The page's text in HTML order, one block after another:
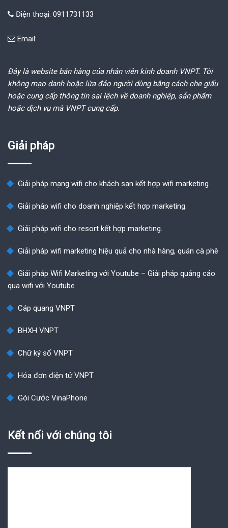
Điện thoại: 0911731133
Email:
Đây là website bán hàng của nhân viên kinh doanh VNPT. Tôi
không mạo danh hoặc lừa đảo người dùng bằng cách che giấu
hoặc cung cấp thông tin sai lệch về doanh nghiệp, sản phẩm
hoặc dịch vụ mà VNPT cung cấp.
Giải pháp
Giải pháp mạng wifi cho khách sạn kết hợp wifi marketing.
Giải pháp wifi cho doanh nghiệp kết hợp marketing.
Giải pháp wifi cho resort kết hợp marketing.
Giải pháp wifi marketing hiệu quả cho nhà hàng, quán cà phê
Giải pháp Wifi Marketing với Youtube – Giải pháp quảng cáo
qua wifi với Youtube
Cáp quang VNPT
BHXH VNPT
Chữ ký số VNPT
Hóa đơn điện tử VNPT
Gói Cước VinaPhone
Kết nối với chúng tôi